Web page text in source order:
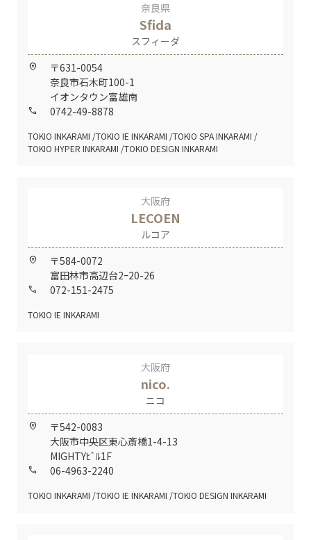
奈良県
Sfida
スフィーダ
home_pin
〒631-0054
奈良市石木町100-1
イオンタウン富雄南
call 0742-49-8878
TOKIO INKARAMI TOKIO IE INKARAMI TOKIO SPA INKARAMI
TOKIO HYPER INKARAMI TOKIO DESIGN INKARAMI
大阪府
LECOEN
ルコア
home_pin
〒584-0072
富田林市高辺台2ｰ20-26
call 072-151-2475
TOKIO IE INKARAMI
大阪府
nico.
ニコ
home_pin
〒542-0083
大阪市中央区東心斎橋1-4-13
MIGHTYﾋﾞﾙ1F
call 06-4963-2240
TOKIO INKARAMI TOKIO IE INKARAMI TOKIO DESIGN INKARAMI